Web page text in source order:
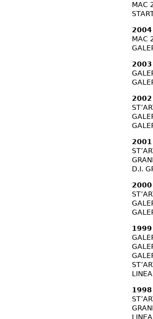
MAC
2004
MAC
2003
2002
2001
D.I.
2000
1999
1998